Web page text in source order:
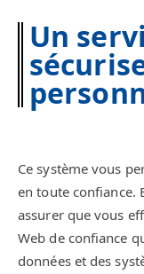
Un
Ce système vous
en toute confiance.
assurer que vous
Web de confiance
données et des